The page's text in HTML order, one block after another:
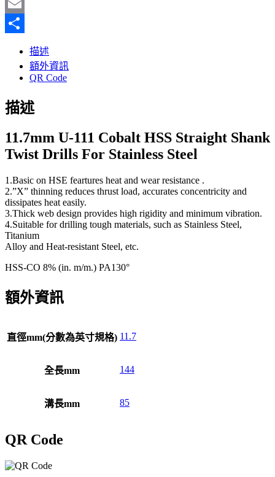
Facebook
Email
描述
額外資訊
QR Code
描述
11.7mm U-111 Cobalt HSS Straight Shank
Twist Drills For Stainless Steel
1.Basic on HSE feartures heat and wear resistance .
2.”X” thinning reduces thrust load, accurates concentricity and
dissipates heat easily.
3.Thick web design provides high rigidity and minimum vibration.
4.Suitable for drilling tough materials, such as Stainless Steel,
Titanium
Alloy and Heat-resistant Steel, etc.
HSS-CO 8% (in. m/m.) PA130°
額外資訊
直徑mm(分數為英寸規格) 11.7
全長mm 144
溝長mm 85
QR Code